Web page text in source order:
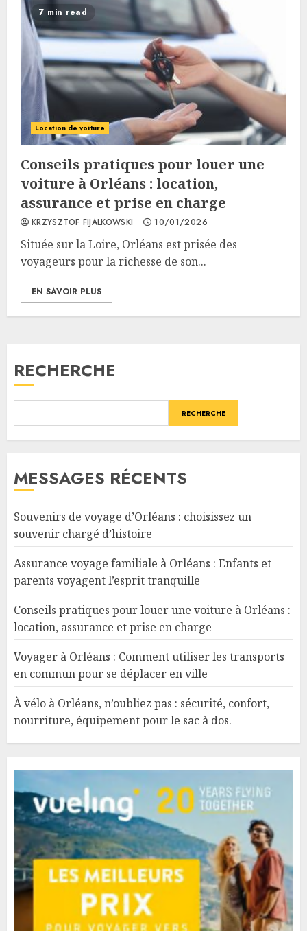
7 min read
Location de voiture
Conseils pratiques pour louer une
voiture à Orléans : location,
assurance et prise en charge
KRZYSZTOF FIJALKOWSKI 10/01/2026
Située sur la Loire, Orléans est prisée des
voyageurs pour la richesse de son...
EN SAVOIR PLUS
RECHERCHE
RECHERCHE
MESSAGES RÉCENTS
Souvenirs de voyage d’Orléans : choisissez un
souvenir chargé d’histoire
Assurance voyage familiale à Orléans : Enfants et
parents voyagent l’esprit tranquille
Conseils pratiques pour louer une voiture à Orléans :
location, assurance et prise en charge
Voyager à Orléans : Comment utiliser les transports
en commun pour se déplacer en ville
À vélo à Orléans, n’oubliez pas : sécurité, confort,
nourriture, équipement pour le sac à dos.